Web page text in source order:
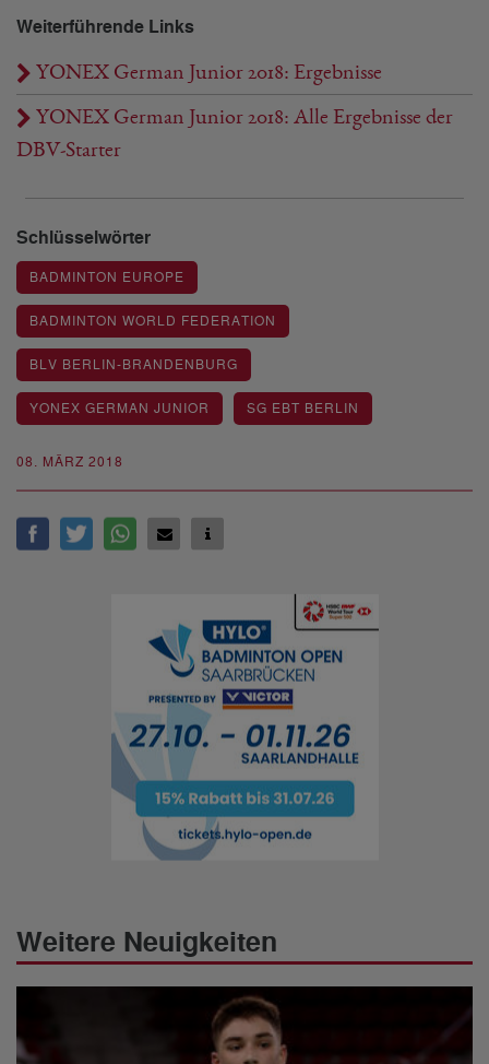
08. MÄRZ 2018
Weiterführende Links
YONEX German Junior 2018: Ergebnisse
YONEX German Junior 2018: Alle Ergebnisse der
DBV-Starter
Schlüsselwörter
BADMINTON EUROPE
BADMINTON WORLD FEDERATION
BLV BERLIN-BRANDENBURG
YONEX GERMAN JUNIOR SG EBT BERLIN
Weitere Neuigkeiten